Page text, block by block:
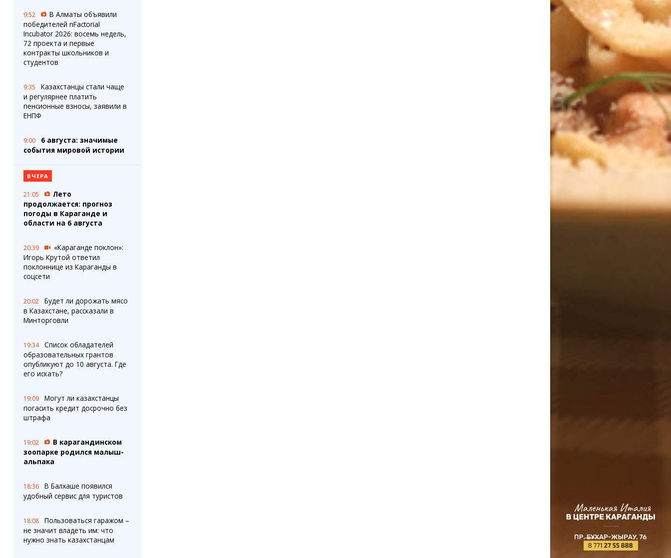
9:52
В Алматы объявили
победителей nFactorial
Incubator 2026: восемь недель,
72 проекта и первые
контракты школьников и
студентов
9:35
Казахстанцы стали чаще
и регулярнее платить
пенсионные взносы, заявили в
ЕНПФ
9:00
6 августа: значимые
события мировой истории
ВЧЕРА
21:05
Лето
продолжается: прогноз
погоды в Караганде и
области на 6 августа
20:39
«Караганде поклон»:
Игорь Крутой ответил
поклоннице из Караганды в
соцсети
20:02
Будет ли дорожать мясо
в Казахстане, рассказали в
Минторговли
19:34
Список обладателей
образовательных грантов
опубликуют до 10 августа. Где
его искать?
19:09
Могут ли казахстанцы
погасить кредит досрочно без
штрафа
19:02
В карагандинском
зоопарке родился малыш-
альпака
18:36
В Балхаше появился
удобный сервис для туристов
18:08
Пользоваться гаражом –
не значит владеть им: что
нужно знать казахстанцам